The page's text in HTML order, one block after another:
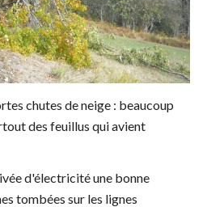
chutes de neige : beaucoup
des feuillus qui avient
d'électricité une bonne
tombées sur les lignes